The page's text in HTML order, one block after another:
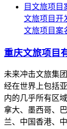
文旅项目开
文旅项目案
重庆文旅项目
未来冲击文旅集
经在世界上包括
内的几乎所有区
拿大、墨西哥、
兰、中国香港、